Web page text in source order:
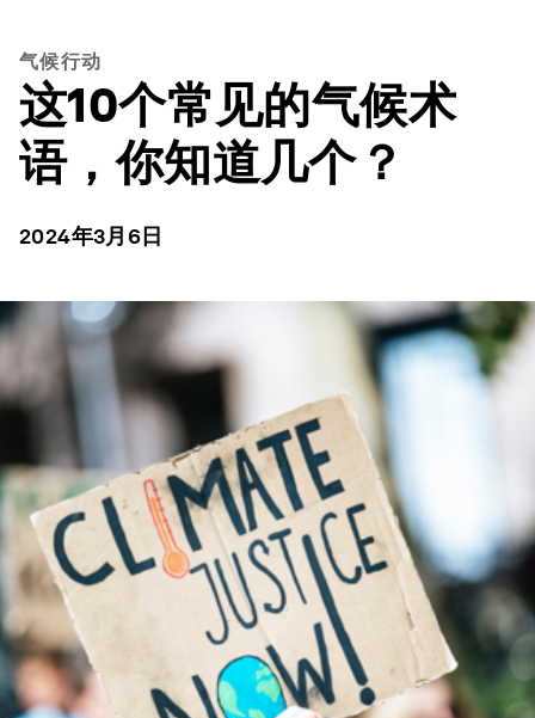
气候行动
这10个常见的气候术
语，你知道几个？
2024年3月6日